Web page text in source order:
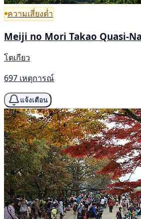
ความเสี่ยงต่ำ
Meiji no Mori Takao Quasi-
โตเกียว
697 เหตุการณ์
แจ้งเตือน